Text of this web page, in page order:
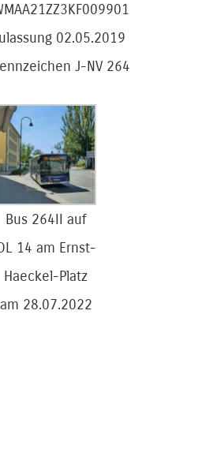
02.05.2019
J-NV 264
Bus 264II auf
14 am Ernst-
Haeckel-Platz
am 28.07.2022